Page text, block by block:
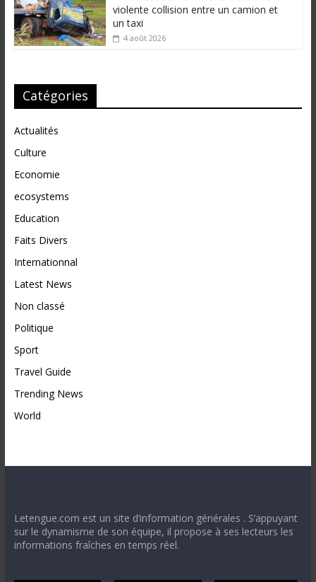
violente collision entre un camion et
un taxi
4 août 2026
Catégories
Actualités
Culture
Economie
ecosystems
Education
Faits Divers
Internationnal
Latest News
Non classé
Politique
Sport
Travel Guide
Trending News
World
Letengue.com est un site d’information générales . S’appuyant
sur le dynamisme de son équipe, il propose à ses lecteurs les
informations fraîches en temps réel.